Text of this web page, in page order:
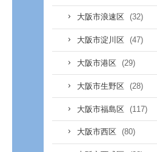
大阪市浪速区 (32)
大阪市淀川区 (47)
大阪市港区 (29)
大阪市生野区 (28)
大阪市福島区 (117)
大阪市西区 (80)